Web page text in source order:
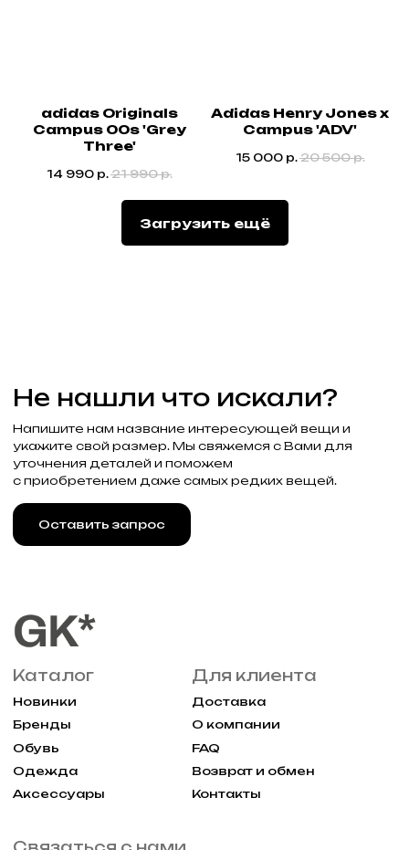
adidas Originals
Campus 00s 'Grey
Three'
14 990 р. 21 990 р.
Adidas Henry Jones x
Campus 'ADV'
15 000 р. 20 500 р.
Загрузить ещё
Молчановка 30/1
Связаться с нами